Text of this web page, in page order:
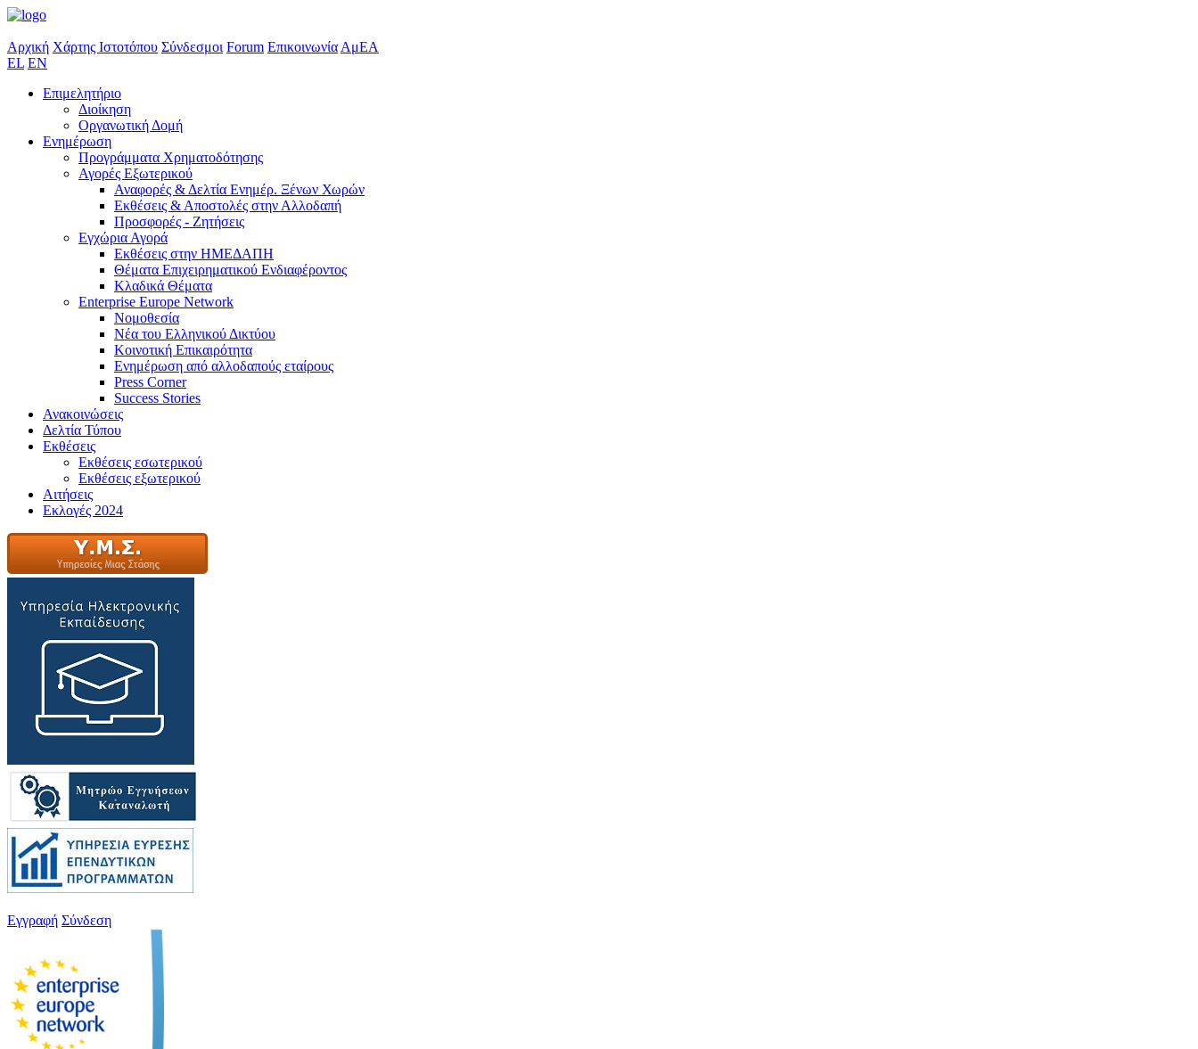
Αρχική Χάρτης Ιστοτόπου Σύνδεσμοι Forum Επικοινωνία ΑμΕΑ
EL EN
Επιμελητήριο
Διοίκηση
Οργανωτική Δομή
Ενημέρωση
Προγράμματα Χρηματοδότησης
Αγορές Εξωτερικού
Αναφορές & Δελτία Ενημέρ. Ξένων Χωρών
Εκθέσεις & Αποστολές στην Αλλοδαπή
Προσφορές - Ζητήσεις
Εγχώρια Αγορά
Εκθέσεις στην ΗΜΕΔΑΠΗ
Θέματα Επιχειρηματικού Ενδιαφέροντος
Κλαδικά Θέματα
Enterprise Europe Network
Νομοθεσία
Νέα του Ελληνικού Δικτύου
Κοινοτική Επικαιρότητα
Ενημέρωση από αλλοδαπούς εταίρους
Press Corner
Success Stories
Ανακοινώσεις
Δελτία Τύπου
Εκθέσεις
Εκθέσεις εσωτερικού
Εκθέσεις εξωτερικού
Αιτήσεις
Εκλογές 2024
Εγγραφή Σύνδεση